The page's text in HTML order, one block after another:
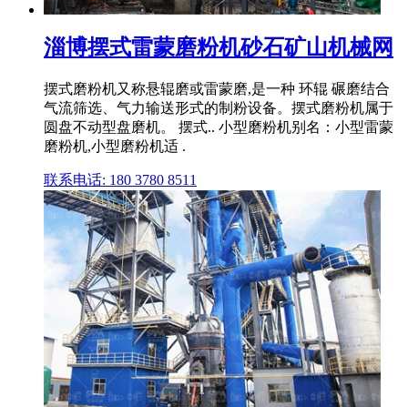
淄博摆式雷蒙磨粉机砂石矿山机械网
摆式磨粉机又称悬辊磨或雷蒙磨,是一种 环辊 碾磨结合
气流筛选、气力输送形式的制粉设备。摆式磨粉机属于
圆盘不动型盘磨机。 摆式.. 小型磨粉机别名：小型雷蒙
磨粉机,小型磨粉机适 .
联系电话: 180 3780 8511